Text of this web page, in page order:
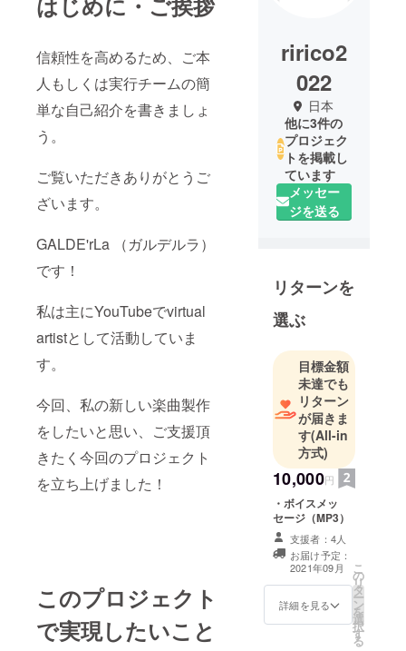
信頼性を高めるため、ご本
人もしくは実行チームの簡
単な自己紹介を書きましょ
う。
ご覧いただきありがとうご
ざいます。
GALDE'rLa （ガルデルラ）
です！
私は主にYouTubeでvirtual
artistとして活動していま
す。
今回、私の新しい楽曲製作
をしたいと思い、ご支援頂
きたく今回のプロジェクト
を立ち上げました！
このプロジェクト
で実現したいこと
ririco2
022
日本
他に3件の
プロジェク
トを掲載し
ています
メッセー
ジを送る
リターンを
選ぶ
目標金額
未達でも
リターン
が届きま
す(All-in
方式)
10,000円
・ボイスメッ
セージ（MP3）
支援者：4人
お届け予定：
2021年09月
詳細を見る
こ
の
リ
タ
ー
ン
を
選
択
す
る